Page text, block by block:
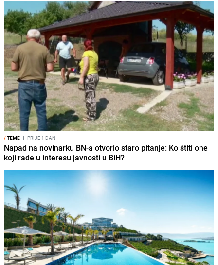
/TEME I PRIJE 1 DAN
Napad na novinarku BN-a otvorio staro pitanje: Ko štiti one
koji rade u interesu javnosti u BiH?